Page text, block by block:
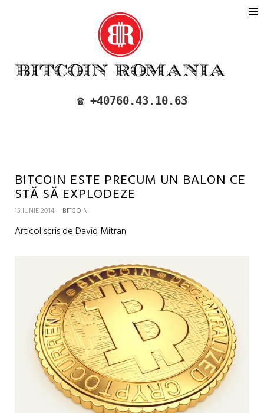
BITCOIN ROMANIA
CUMPARA SI VINDE BITCOIN IN
☎️ +40760.43.10.63
BITCOIN ESTE PRECUM UN BALON CE
STĂ SĂ EXPLODEZE
15 IUNIE 2014 BITCOIN
Articol scris de David Mitran